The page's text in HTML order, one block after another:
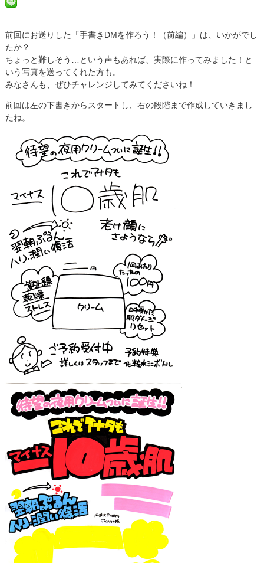
前回にお送りした 「手書きDMを作ろう！（前編）」 は、いかがでし
たか？
ちょっと難しそう…という声もあれば、実際に作ってみました！と
いう写真を送ってくれた方も。
みなさんも、ぜひチャレンジしてみてくださいね！
前回は左の下書きからスタートし、右の段階まで作成していきまし
たね。